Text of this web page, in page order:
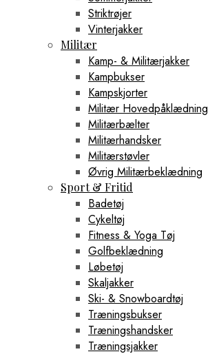
Striktrøjer
Vinterjakker
Militær
Kamp- & Militærjakker
Kampbukser
Kampskjorter
Militær Hovedpåklædning
Militærbælter
Militærhandsker
Militærstøvler
Øvrig Militærbeklædning
Sport & Fritid
Badetøj
Cykeltøj
Fitness & Yoga Tøj
Golfbeklædning
Løbetøj
Skaljakker
Ski- & Snowboardtøj
Træningsbukser
Træningshandsker
Træningsjakker